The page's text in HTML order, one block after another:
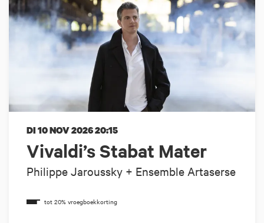
Vivaldi’s Stabat Mater
Philippe Jaroussky + Ensemble Artaserse
DI 10 NOV 202620:15